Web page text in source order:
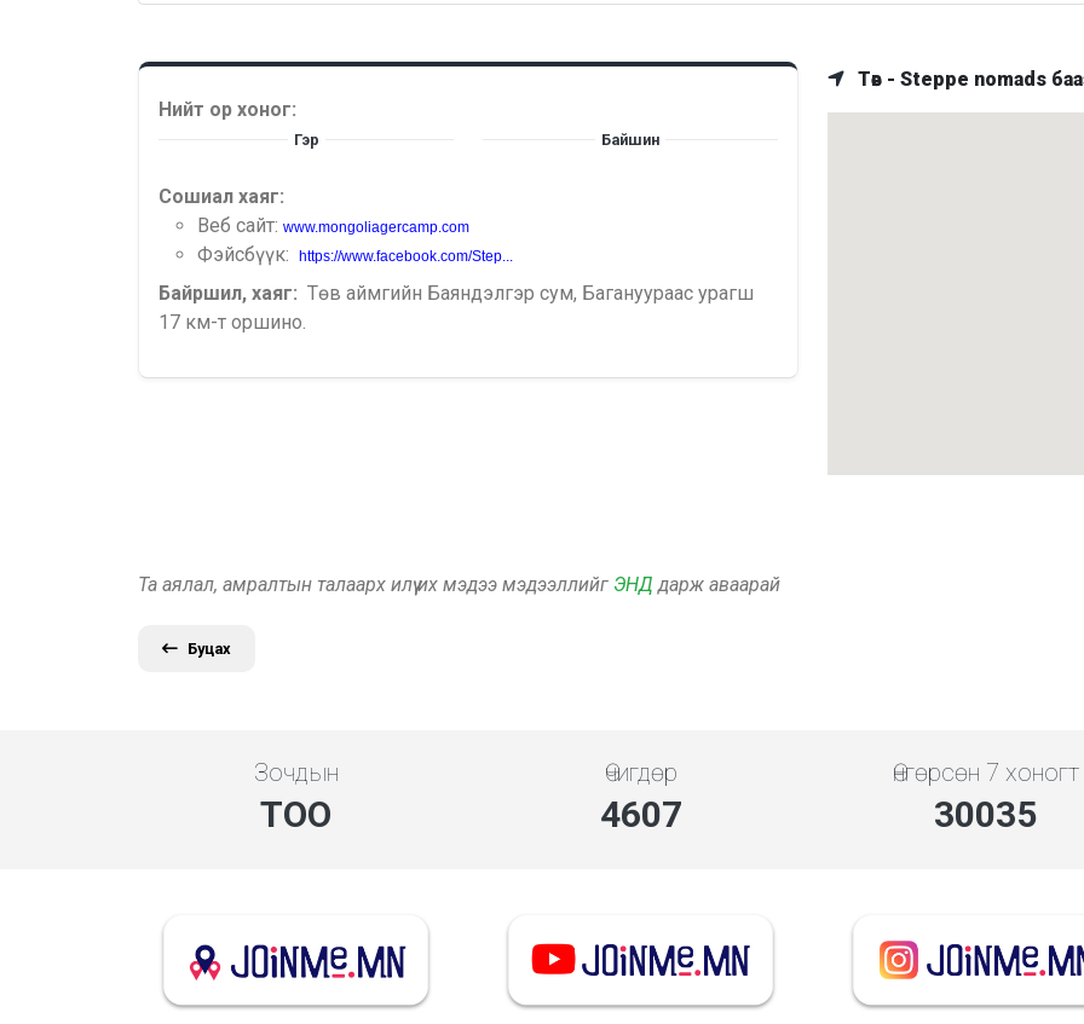
Нийт ор хоног:
Гэр Байшин
Сошиал хаяг:
Веб сайт: www.mongoliagercamp.com
Фэйсбүүк: https://www.facebook.com/Step...
Байршил, хаяг: Төв аймгийн Баяндэлгэр сум, Багануураас урагш
17 км-т оршино.
Төв - Steppe nomads
Та аялал, амралтын талаарх илүү их мэдээ мэдээллийг ЭНД дарж аваарай
Буцах
Зочдын
ТОО
Өчигдөр
5119
Өнгөрсөн 7 хоногт
33372